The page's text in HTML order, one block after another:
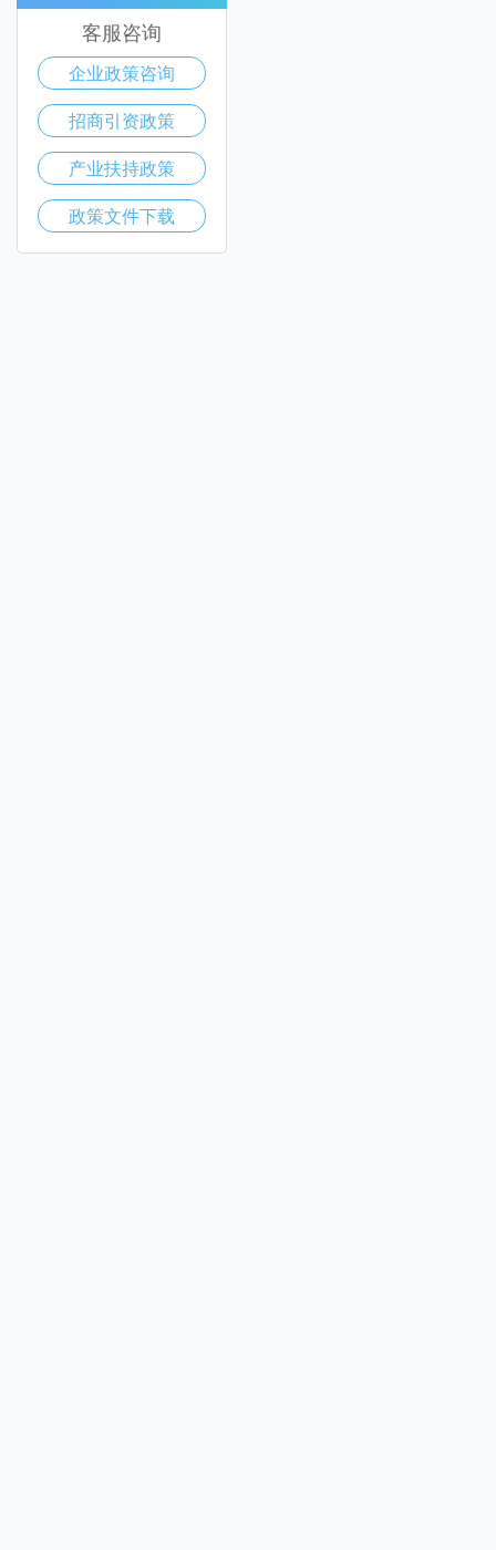
客服咨询
企业政策咨询
招商引资政策
产业扶持政策
政策文件下载